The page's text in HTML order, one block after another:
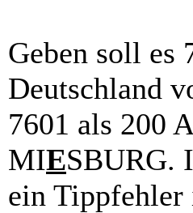
Geben soll es
Deutschland
7601 als 200
MIESBURG.
ein Tippfehler